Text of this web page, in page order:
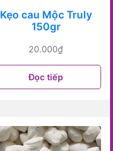
Kẹo cau Mộc Truly
150gr
20.000₫
Đọc tiếp